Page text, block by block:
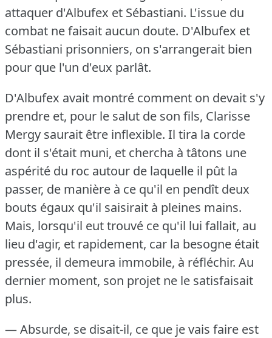
attaquer d'Albufex et Sébastiani. L'issue du
combat ne faisait aucun doute. D'Albufex et
Sébastiani prisonniers, on s'arrangerait bien
pour que l'un d'eux parlât.
D'Albufex avait montré comment on devait s'y
prendre et, pour le salut de son fils, Clarisse
Mergy saurait être inflexible. Il tira la corde
dont il s'était muni, et chercha à tâtons une
aspérité du roc autour de laquelle il pût la
passer, de manière à ce qu'il en pendît deux
bouts égaux qu'il saisirait à pleines mains.
Mais, lorsqu'il eut trouvé ce qu'il lui fallait, au
lieu d'agir, et rapidement, car la besogne était
pressée, il demeura immobile, à réfléchir. Au
dernier moment, son projet ne le satisfaisait
plus.
— Absurde, se disait-il, ce que je vais faire est